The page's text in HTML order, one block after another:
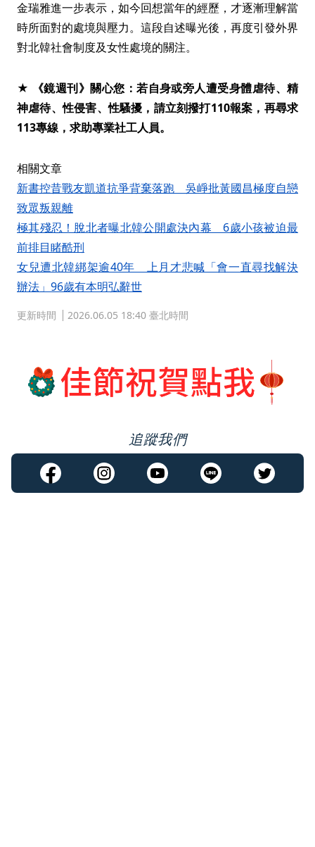
金瑞雅進一步表示，如今回想當年的經歷，才逐漸理解當
時所面對的處境與壓力。這段自述曝光後，再度引發外界
對北韓社會制度及女性處境的關注。
★ 《鏡週刊》關心您：若自身或旁人遭受身體虐待、精
神虐待、性侵害、性騷擾，請立刻撥打110報案，再尋求
113專線，求助專業社工人員。
相關文章
新書控昔戰友凱道抗爭背棄落跑 吳崢批黃國昌極度自戀
致眾叛親離
極其殘忍！脫北者曝北韓公開處決內幕 6歲小孩被迫最
前排目睹酷刑
女兒遭北韓綁架逾40年 上月才悲喊「會一直尋找解決
辦法」96歲有本明弘辭世
更新時間 2026.06.05 18:40 臺北時間
追蹤我們